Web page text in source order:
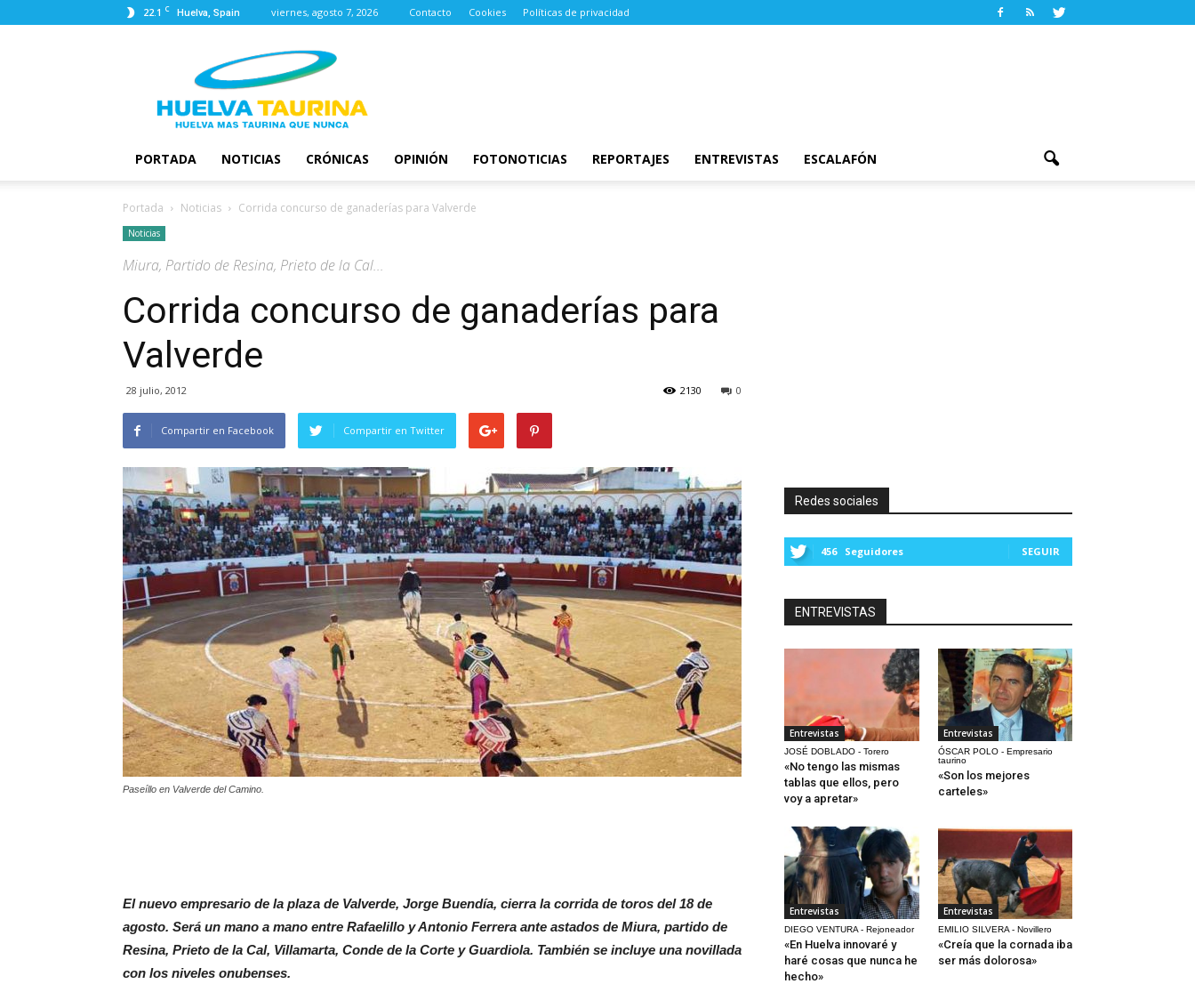
22.1 C Huelva, Spain viernes, agosto 7, 2026 Contacto Cookies Políticas de privacidad
Taurina
PORTADA NOTICIAS CRÓNICAS OPINIÓN FOTONOTICIAS REPORTAJES ENTREVISTAS ESCALAFÓN
Portada Noticias Corrida concurso de ganaderías para Valverde
Noticias
Miura, Partido de Resina, Prieto de la Cal...
Corrida concurso de ganaderías para
Valverde
28 julio, 2012 0
2130
Compartir en Facebook Compartir en Twitter
Paseíllo en Valverde del Camino.
El nuevo empresario de la plaza de Valverde, Jorge Buendía, cierra la corrida de toros del 18 de
agosto. Será un mano a mano entre Rafaelillo y Antonio Ferrera ante astados de Miura, partido de
Resina, Prieto de la Cal, Villamarta, Conde de la Corte y Guardiola. También se incluye una novillada
con los niveles onubenses.
Redes sociales
456 Seguidores SEGUIR
ENTREVISTAS
Entrevistas
JOSÉ DOBLADO - Torero
«No tengo las mismas
tablas que ellos, pero
voy a apretar»
Entrevistas
ÓSCAR POLO - Empresario
taurino
«Son los mejores
carteles»
Entrevistas
DIEGO VENTURA - Rejoneador
«En Huelva innovaré y
haré cosas que nunca he
hecho»
Entrevistas
EMILIO SILVERA - Novillero
«Creía que la cornada iba
ser más dolorosa»